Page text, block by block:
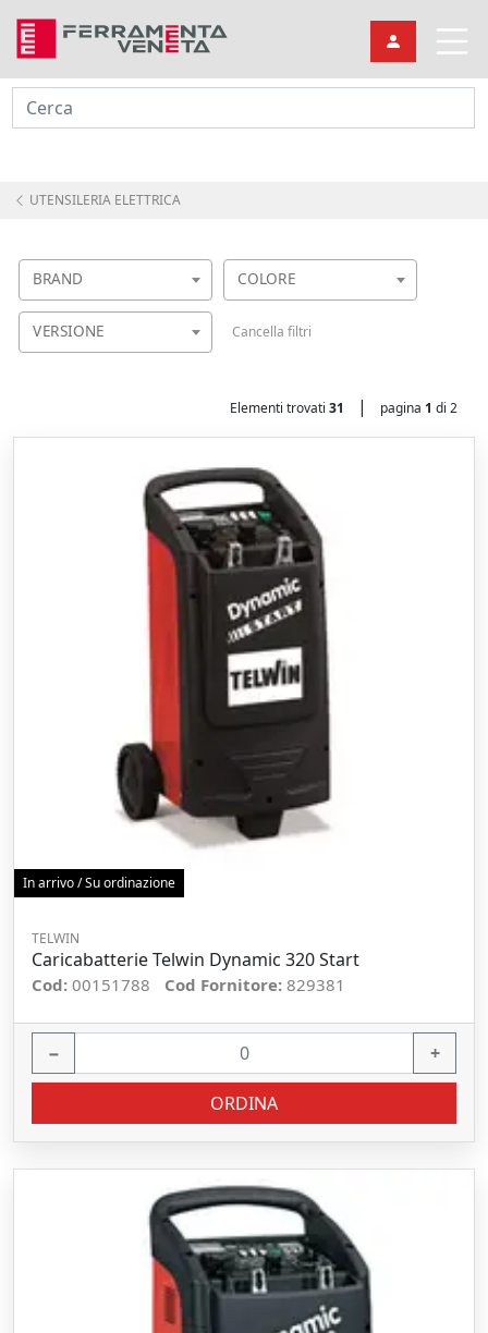
Cerca
UTENSILERIA ELETTRICA
BRAND COLORE
VERSIONE Cancella filtri
Elementi trovati 31 | pagina 1 di 2
In arrivo / Su ordinazione
TELWIN
Caricabatterie Telwin Dynamic 320 Start
Cod: 00151788 Cod Fornitore: 829381
− +
ORDINA